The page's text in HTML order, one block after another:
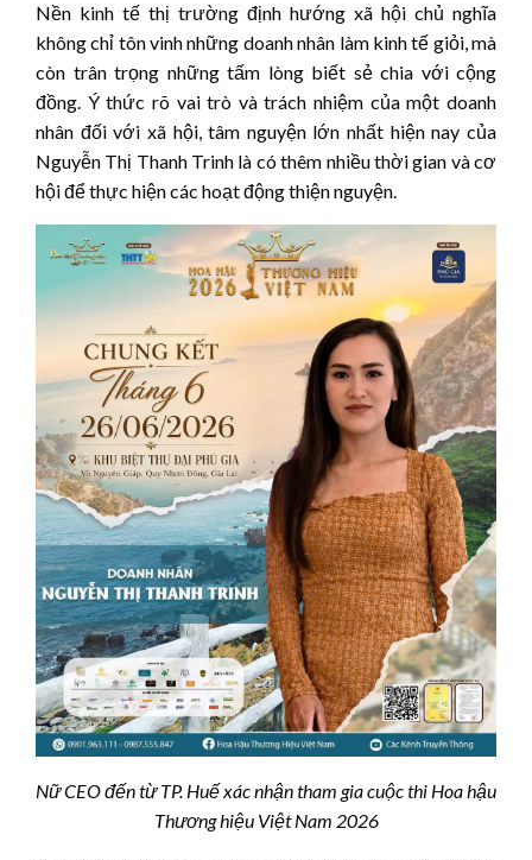
Nền kinh tế thị trường định hướng xã hội chủ nghĩa
không chỉ tôn vinh những doanh nhân làm kinh tế giỏi, mà
còn trân trọng những tấm lòng biết sẻ chia với cộng
đồng. Ý thức rõ vai trò và trách nhiệm của một doanh
nhân đối với xã hội, tâm nguyện lớn nhất hiện nay của
Nguyễn Thị Thanh Trinh là có thêm nhiều thời gian và cơ
hội để thực hiện các hoạt động thiện nguyện.
Nữ CEO đến từ TP. Huế xác nhận tham gia cuộc thi Hoa hậu
Thương hiệu Việt Nam 2026